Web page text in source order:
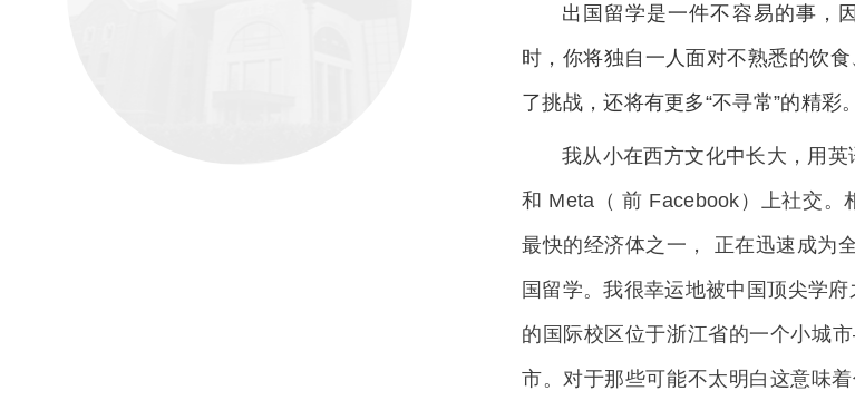
出国留学是一件不容易的事，
时，你将独自一人面对不熟悉的饮
了挑战，还将有更多“不寻常”的精彩。
我从小在西方文化中长大，用
和 Meta（ 前 Facebook）上社交。
最快的经济体之一， 正在迅速成为
国留学。我很幸运地被中国顶尖学
的国际校区位于浙江省的一个小城
市。对于那些可能不太明白这意味